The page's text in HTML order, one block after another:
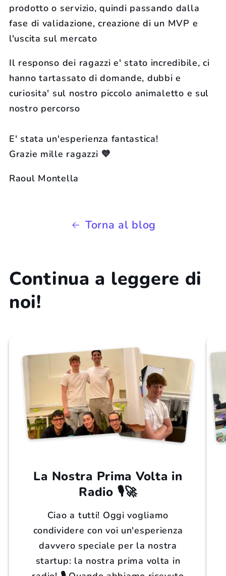
prodotto o servizio, quindi passando dalla
fase di validazione, creazione di un MVP e
l'uscita sul mercato
Il responso dei ragazzi e' stato incredibile, ci
hanno tartassato di domande, dubbi e
curiosita' sul nostro piccolo animaletto e sul
nostro percorso
E' stata un'esperienza fantastica!
Grazie mille ragazzi 💜
Raoul Montella
Torna al blog
Continua a leggere di
noi!
La Nostra Prima Volta in
Radio 🎙️🚀
Ciao a tutti! Oggi vogliamo
condividere con voi un'esperienza
davvero speciale per la nostra
startup: la nostra prima volta in